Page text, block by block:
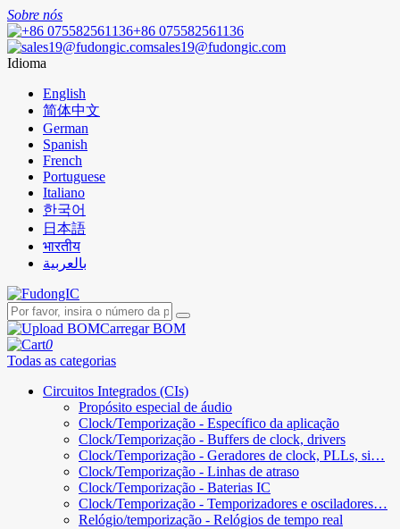
Sobre nós
+86 075582561136
sales19@fudongic.com
Idioma
English
简体中文
German
Spanish
French
Portuguese
Italiano
한국어
日本語
भारतीय
بالعربية
Carregar BOM
0
Todas as categorias
Circuitos Integrados (CIs)
Propósito especial de áudio
Clock/Temporização - Específico da aplicação
Clock/Temporização - Buffers de clock, drivers
Clock/Temporização - Geradores de clock, PLLs, si…
Clock/Temporização - Linhas de atraso
Clock/Temporização - Baterias IC
Clock/Temporização - Temporizadores e osciladores…
Relógio/temporização - Relógios de tempo real